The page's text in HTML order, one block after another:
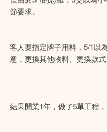
節要求。
客人要指定牌子用料，5/1以
意，更換其他物料、更換款式
結果開業1年，做了5單工程，